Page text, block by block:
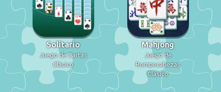
Solitario
Juego de Cartas
Clásico
Mahjong
Juego de
Rompecabezas
Clásico